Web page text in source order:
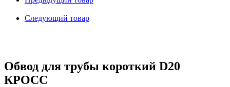
КРОСС
quantity
Следующий товар
Обвод для трубы короткий D20
КРОСС